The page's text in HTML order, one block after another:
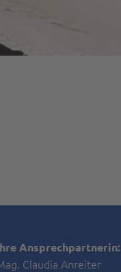
Ansprechpartnerin:
Claudia Anreiter